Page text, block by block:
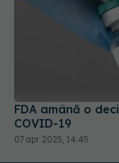
FDA amână o
COVID-19
07 apr 2025, 14:45